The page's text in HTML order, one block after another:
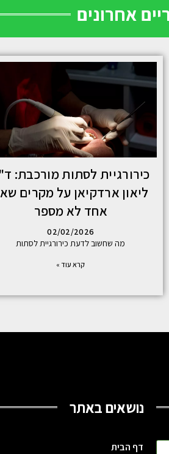
אחרונים
כירורגיית לסתות מורכבת:
ליאון ארדקיאן על מקרים
אחד לא מספר
02/02/2026
מה שחשוב לדעת כירורגיית לסתות
קרא עוד »
נושאים באתר
דף הבית